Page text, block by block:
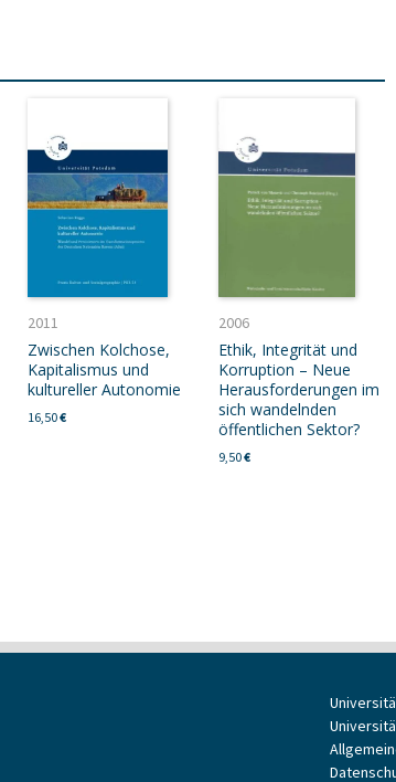
2011
Zwischen Kolchose,
Kapitalismus und
kultureller Autonomie
16,50€
2006
Ethik, Integrität und
Korruption – Neue
Herausforderungen im
sich wandelnden
öffentlichen Sektor?
9,50€